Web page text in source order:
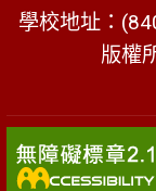
學校地址：
版權